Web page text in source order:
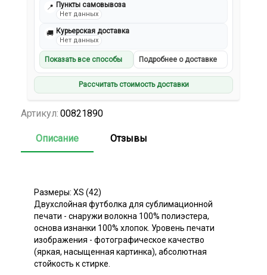
📍 Пункты самовывоза
Нет данных
🚚 Курьерская доставка
Нет данных
Показать все способы Подробнее о доставке
Рассчитать стоимость доставки
Артикул: 00821890
Описание Отзывы
Размеры: XS (42)
Двухслойная футболка для сублимационной
печати - снаружи волокна 100% полиэстера,
основа изнанки 100% хлопок. Уровень печати
изображения - фотографическое качество
(яркая, насыщенная картинка), абсолютная
стойкость к стирке.